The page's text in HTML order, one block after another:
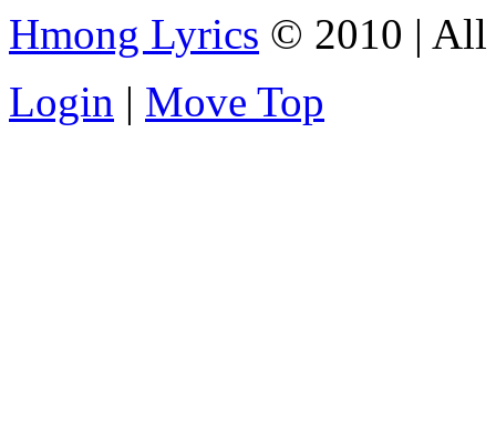
Hmong Lyrics © 2010 | All
Login | Move Top